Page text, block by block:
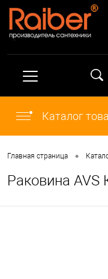
Каталог
Главная страница •
Раковина AVS